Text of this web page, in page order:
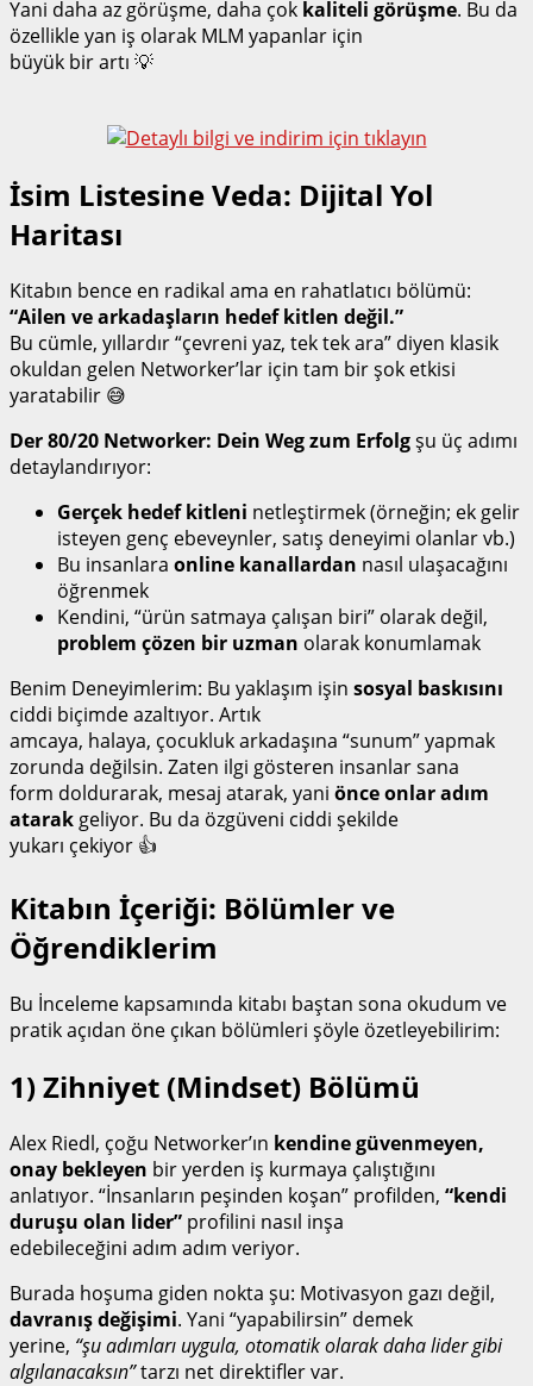
Yani daha az görüşme, daha çok kaliteli görüşme. Bu da
özellikle yan iş olarak MLM yapanlar için
büyük bir artı 💡
İsim Listesine Veda: Dijital Yol
Haritası
Kitabın bence en radikal ama en rahatlatıcı bölümü:
“Ailen ve arkadaşların hedef kitlen değil.”
Bu cümle, yıllardır “çevreni yaz, tek tek ara” diyen klasik
okuldan gelen Networker’lar için tam bir şok etkisi
yaratabilir 😅
Der 80/20 Networker: Dein Weg zum Erfolgşu üç adımı
detaylandırıyor:
Gerçek hedef kitleni netleştirmek (örneğin; ek gelir
isteyen genç ebeveynler, satış deneyimi olanlar vb.)
Bu insanlara online kanallardan nasıl ulaşacağını
öğrenmek
Kendini, “ürün satmaya çalışan biri” olarak değil,
problem çözen bir uzman olarak konumlamak
Benim Deneyimlerim: Bu yaklaşım işin sosyal baskısını
ciddi biçimde azaltıyor. Artık
amcaya, halaya, çocukluk arkadaşına “sunum” yapmak
zorunda değilsin. Zaten ilgi gösteren insanlar sana
form doldurarak, mesaj atarak, yani önce onlar adım
atarak geliyor. Bu da özgüveni ciddi şekilde
yukarı çekiyor 👍
Kitabın İçeriği: Bölümler ve
Öğrendiklerim
Bu İnceleme kapsamında kitabı baştan sona okudum ve
pratik açıdan öne çıkan bölümleri şöyle özetleyebilirim:
1) Zihniyet (Mindset) Bölümü
Alex Riedl, çoğu Networker’ın kendine güvenmeyen,
onay bekleyen bir yerden iş kurmaya çalıştığını
anlatıyor. “İnsanların peşinden koşan” profilden, “kendi
duruşu olan lider” profilini nasıl inşa
edebileceğini adım adım veriyor.
Burada hoşuma giden nokta şu: Motivasyon gazı değil,
davranış değişimi. Yani “yapabilirsin” demek
yerine, “şu adımları uygula, otomatik olarak daha lider gibi
algılanacaksın”tarzı net direktifler var.